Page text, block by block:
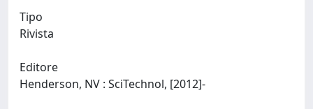
Tipo
Rivista
Editore